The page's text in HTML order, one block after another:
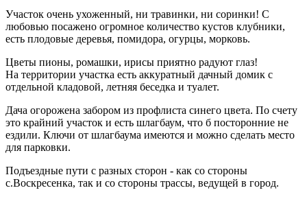
Участок очень ухоженный, ни травинки, ни соринки! С
любовью посажено огромное количество кустов клубники,
есть плодовые деревья, помидора, огурцы, морковь.
Цветы пионы, ромашки, ирисы приятно радуют глаз!
На территории участка есть аккуратный дачный домик с
отдельной кладовой, летняя беседка и туалет.
Дача огорожена забором из профлиста синего цвета. По счету
это крайний участок и есть шлагбаум, что б посторонние не
ездили. Ключи от шлагбаума имеются и можно сделать место
для парковки.
Подъездные пути с разных сторон - как со стороны
с.Воскресенка, так и со стороны трассы, ведущей в город.